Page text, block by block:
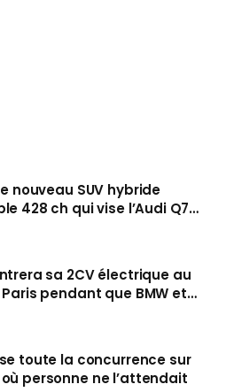
nouveau SUV hybride
428 ch qui vise l’Audi Q7
cet automne
sa 2CV électrique au
pendant que BMW et
le salon
toute la concurrence sur
personne ne l’attendait